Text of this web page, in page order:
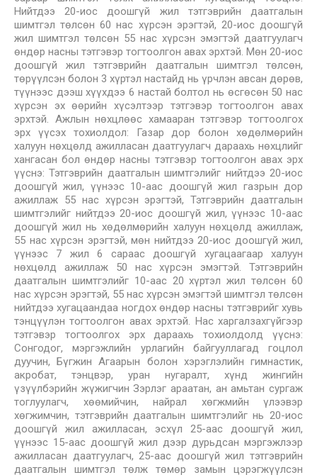
Нийтдээ 20-иос доошгүй жил тэтгэврийн даатгалын
шимтгэл төлсөн 60 нас хүрсэн эрэгтэй, 20-иос доошгүй
жил шимтгэл төлсөн 55 нас хүрсэн эмэгтэй даатгуулагч
өндөр насны тэтгэвэр тогтоолгон авах эрхтэй. Мөн 20-иос
доошгүй жил тэтгэврийн даатгалын шимтгэл төлсөн,
төрүүлсэн болон 3 хүртэл настайд нь үрчлэн авсан дөрөв,
түүнээс дээш хүүхдээ 6 настай болтол нь өсгөсөн 50 нас
хүрсэн эх өөрийн хүсэлтээр тэтгэвэр тогтоолгон авах
эрхтэй. Ажлын нөхцлөөс хамааран тэтгэвэр тогтоолгох
эрх үүсэх тохиолдол: Газар дор болон хөдөлмөрийн
халуун нөхцөлд ажилласан даатгуулагч дараахь нөхцлийг
хангасан бол өндөр насны тэтгэвэр тогтоолгон авах эрх
үүснэ: Тэтгэврийн даатгалын шимтгэлийг нийтдээ 20-иос
доошгүй жил, үүнээс 10-аас доошгүй жил газрын дор
ажиллаж 55 нас хүрсэн эрэгтэй, Тэтгэврийн даатгалын
шимтгэлийг нийтдээ 20-иос доошгүй жил, үүнээс 10-аас
доошгүй жил нь хөдөлмөрийн халуун нөхцөлд ажиллаж,
55 нас хүрсэн эрэгтэй, мөн нийтдээ 20-иос доошгүй жил,
үүнээс 7 жил 6 сараас доошгүй хугацаагаар халуун
нөхцөлд ажиллаж 50 нас хүрсэн эмэгтэй. Тэтгэврийн
даатгалын шимтгэлийг 10-аас 20 хүртэл жил төлсөн 60
нас хүрсэн эрэгтэй, 55 нас хүрсэн эмэгтэй шимтгэл төлсөн
нийтдээ хугацаандаа ногдох өндөр насны тэтгэврийг хувь
тэнцүүлэн тогтоолгон авах эрхтэй. Нас харгалзахгүйгээр
тэтгэвэр тогтоолгох эрх дараахь тохиолдолд үүснэ:
Сонгодог, мэргэжлийн урлагийн байгууллагад гоцлол
дуучин, Бүгжин Агаарын болон хэрэглэлийн гимнастик,
акробат, тэнцвэр, уран нугаралт, хүнд жингийн
үзүүлбэрийн жүжигчин Зэрлэг араатан, ан амьтан сургаж
тоглуулагч, хөөмийчин, найрал хөгжмийн үлээвэр
хөгжимчин, тэтгэврийн даатгалын шимтгэлийг нь 20-иос
доошгүй жил ажилласан, эсхүл 25-аас доошгүй жил,
үүнээс 15-аас доошгүй жил дээр дурьдсан мэргэжлээр
ажилласан даатгуулагч, 25-аас доошгүй жил тэтгэврийн
даатгалын шимтгэл төлж төмөр замын цэрэгжүүлсэн